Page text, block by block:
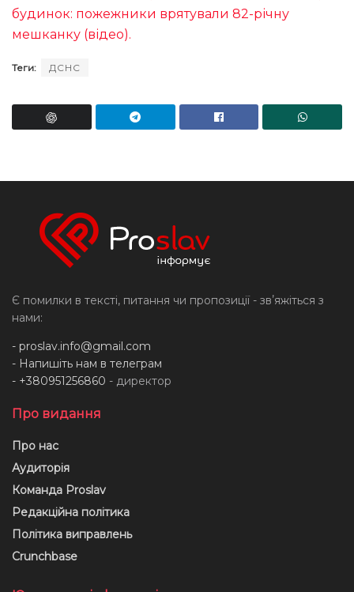
будинок: пожежники врятували 82-річну
мешканку (відео).
Теги: ДСНС
Є помилки в тексті, питання чи пропозиції - звʼяжіться з
нами:
- proslav.info@gmail.com
- Напишіть нам в телеграм
- +380951256860 - директор
Про видання
Про нас
Аудиторія
Команда Proslav
Редакційна політика
Політика виправлень
Crunchbase